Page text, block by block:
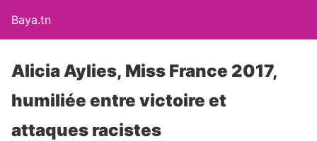
Baya.tn
Alicia Aylies, Miss France 2017,
humiliée entre victoire et
attaques racistes